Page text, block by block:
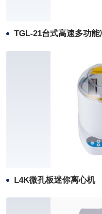
TGL-21台式高速多功
L4K微孔板迷你离心机